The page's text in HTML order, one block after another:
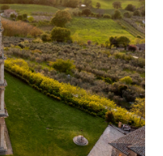
EXPERTISE